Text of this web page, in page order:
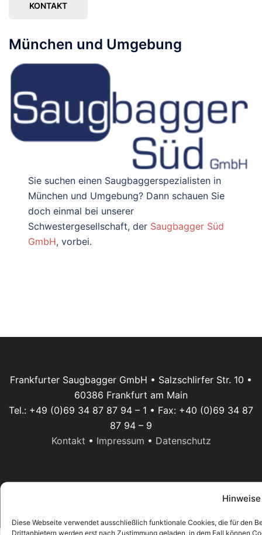
Diese Webseite verwendet ausschließlich funktionale Cookies, die für den
Drittanbietern werden erst nach Zustimmung geladen, in dem Fall können
KONTAKT
München und Umgebung
Sie suchen einen Saugbaggerspezialisten in
München und Umgebung? Dann schauen Sie
doch einmal bei unserer
Schwestergesellschaft, der Saugbagger Süd
GmbH, vorbei.
Frankfurter Saugbagger GmbH • Salzschlirfer Str. 10 •
60386 Frankfurt am Main
Tel.: +49 (0)69 34 87 87 94 – 1 • Fax: +40 (0)69 34 87
87 94 – 9
Kontakt • Impressum • Datenschutz